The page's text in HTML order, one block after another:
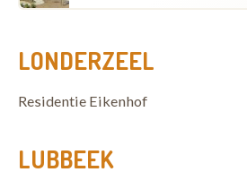
LONDERZEEL
Residentie Eikenhof
LUBBEEK